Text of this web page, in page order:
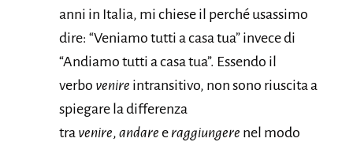
anni in Italia, mi chiese il perché usassimo
dire: “Veniamo tutti a casa tua” invece di
“Andiamo tutti a casa tua”. Essendo il
verbo venire intransitivo, non sono riuscita a
spiegare la differenza
tra venire, andare e raggiungere nel modo